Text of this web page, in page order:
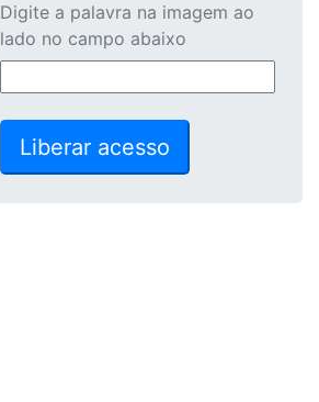
Digite a palavra na imagem ao
lado no campo abaixo